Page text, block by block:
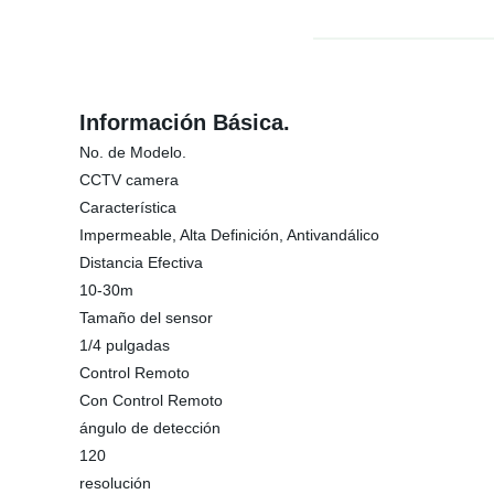
Información Básica.
No. de Modelo.
CCTV camera
Característica
Impermeable, Alta Definición, Antivandálico
Distancia Efectiva
10-30m
Tamaño del sensor
1/4 pulgadas
Control Remoto
Con Control Remoto
ángulo de detección
120
resolución